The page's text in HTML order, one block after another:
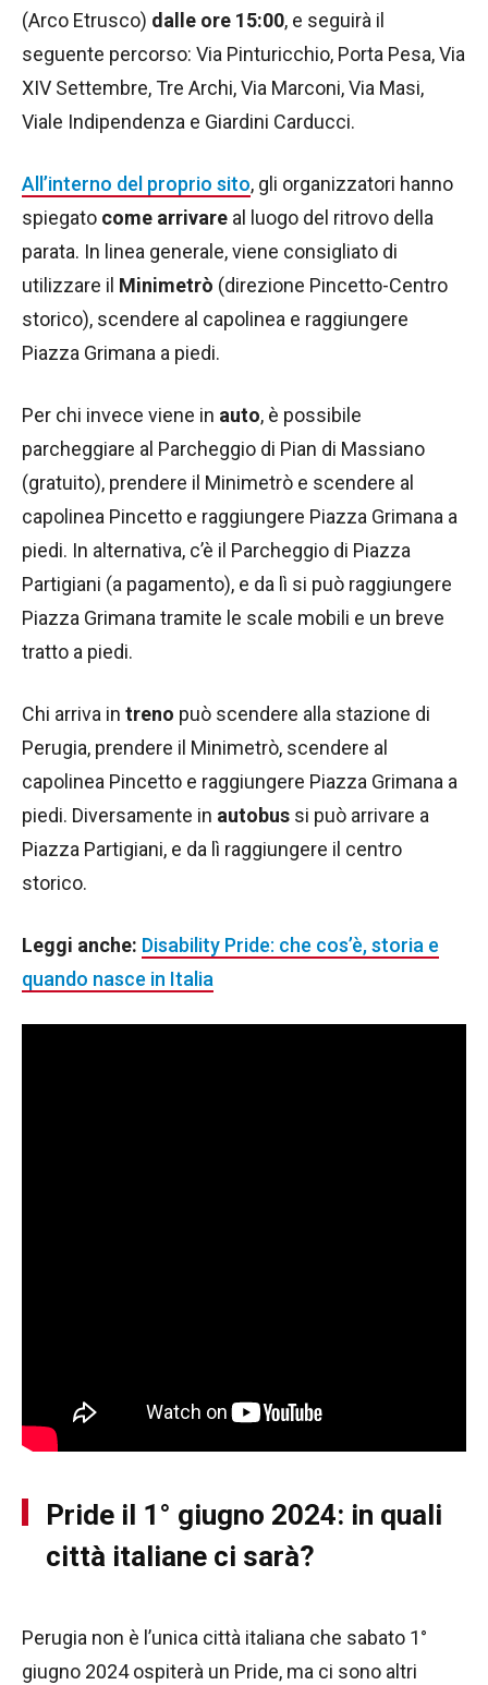
(Arco Etrusco) dalle ore 15:00, e seguirà il
seguente percorso: Via Pinturicchio, Porta Pesa, Via
XIV Settembre, Tre Archi, Via Marconi, Via Masi,
Viale Indipendenza e Giardini Carducci.
All’interno del proprio sito, gli organizzatori hanno
spiegato come arrivare al luogo del ritrovo della
parata. In linea generale, viene consigliato di
utilizzare il Minimetrò (direzione Pincetto-Centro
storico), scendere al capolinea e raggiungere
Piazza Grimana a piedi.
Per chi invece viene in auto, è possibile
parcheggiare al Parcheggio di Pian di Massiano
(gratuito), prendere il Minimetrò e scendere al
capolinea Pincetto e raggiungere Piazza Grimana a
piedi. In alternativa, c’è il Parcheggio di Piazza
Partigiani (a pagamento), e da lì si può raggiungere
Piazza Grimana tramite le scale mobili e un breve
tratto a piedi.
Chi arriva in treno può scendere alla stazione di
Perugia, prendere il Minimetrò, scendere al
capolinea Pincetto e raggiungere Piazza Grimana a
piedi. Diversamente in autobus si può arrivare a
Piazza Partigiani, e da lì raggiungere il centro
storico.
Leggi anche: Disability Pride: che cos’è, storia e
quando nasce in Italia
Pride il 1° giugno 2024: in quali
città italiane ci sarà?
Perugia non è l’unica città italiana che sabato 1°
giugno 2024 ospiterà un Pride, ma ci sono altri